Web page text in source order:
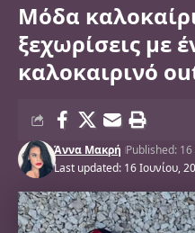
Μόδα
ξεχωρίσεις με
καλοκαιρινό
Last updated: 16 Ιουνίου,
Άννα Μακρή Published: 16